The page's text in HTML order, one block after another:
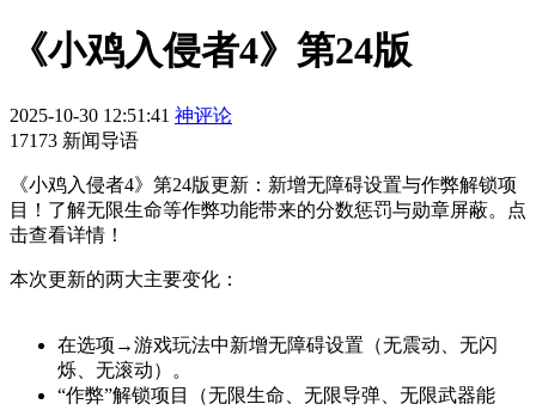
《小鸡入侵者4》第24版
2025-10-30 12:51:41 神评论
17173 新闻导语
《小鸡入侵者4》第24版更新：新增无障碍设置与作弊解锁项
目！了解无限生命等作弊功能带来的分数惩罚与勋章屏蔽。点
击查看详情！
本次更新的两大主要变化：
在选项→游戏玩法中新增无障碍设置（无震动、无闪
烁、无滚动）。
“作弊”解锁项目（无限生命、无限导弹、无限武器能